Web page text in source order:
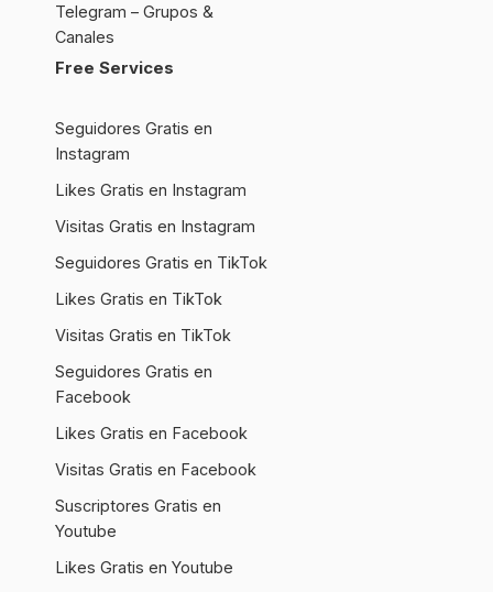
Telegram – Grupos &
Canales
Free Services
Seguidores Gratis en
Instagram
Likes Gratis en Instagram
Visitas Gratis en Instagram
Seguidores Gratis en TikTok
Likes Gratis en TikTok
Visitas Gratis en TikTok
Seguidores Gratis en
Facebook
Likes Gratis en Facebook
Visitas Gratis en Facebook
Suscriptores Gratis en
Youtube
Likes Gratis en Youtube